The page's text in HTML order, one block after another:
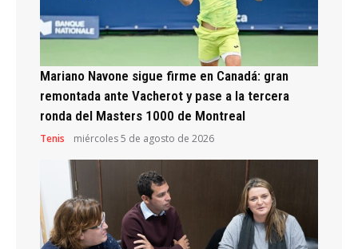
Mariano Navone sigue firme en Canadá: gran
remontada ante Vacherot y pase a la tercera
ronda del Masters 1000 de Montreal
Tenis miércoles 5 de agosto de 2026